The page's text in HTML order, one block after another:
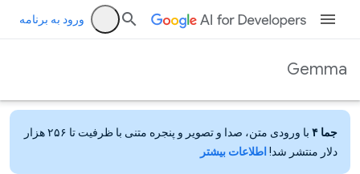
ورود به برنامه
Gemma
جما ۴
با ورودی متن، صدا و تصویر و پنجره متنی با ظرفیت تا ۲۵۶ هزار
دلار منتشر شد! اطلاعات بیشتر